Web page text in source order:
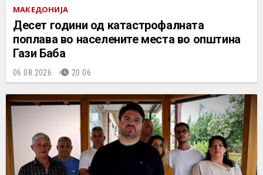
МАКЕДОНИЈА
Десет години од катастрофалната
поплава во населените места во општина
Гази Баба
06.08.2026. 20:06